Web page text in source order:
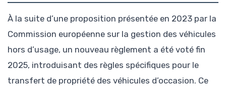
À la suite d’une proposition présentée en 2023 par la
Commission européenne sur la gestion des véhicules
hors d’usage, un nouveau règlement a été voté fin
2025, introduisant des règles spécifiques pour le
transfert de propriété des véhicules d’occasion. Ce